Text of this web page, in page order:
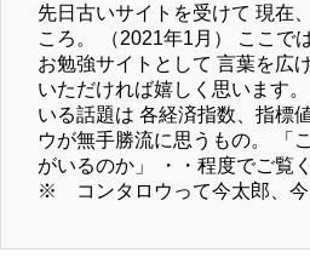
先日古いサイトを受けて 現在
ころ。 （2021年1月） ここで
お勉強サイトとして 言葉を広
いただければ嬉しく思います
いる話題は 各経済指数、指標
ウが無手勝流に思うもの。 「
がいるのか」 ・・程度でご覧
※ コンタロウって今太郎、今